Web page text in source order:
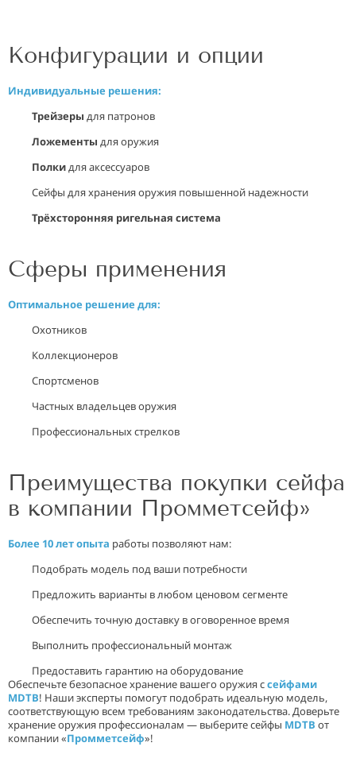
Конфигурации и опции
Индивидуальные решения:
Трейзеры для патронов
Ложементы для оружия
Полкидля аксессуаров
Сейфы для хранения оружия повышенной надежности
Трёхсторонняя ригельная система
Сферы применения
Оптимальное решение для:
Охотников
Коллекционеров
Спортсменов
Частных владельцев оружия
Профессиональных стрелков
Преимущества покупки сейфа
в компании Промметсейф»
Более 10 лет опыта работы позволяют нам:
Подобрать модель под ваши потребности
Предложить варианты в любом ценовом сегменте
Обеспечить точную доставку в оговоренное время
Выполнить профессиональный монтаж
Предоставить гарантию на оборудование
Обеспечьте безопасное хранение вашего оружия ссейфами
MDTB! Наши эксперты помогут подобрать идеальную модель,
соответствующую всем требованиям законодательства. Доверьте
хранение оружия профессионалам — выберите сейфы MDTB от
компании «Промметсейф»!